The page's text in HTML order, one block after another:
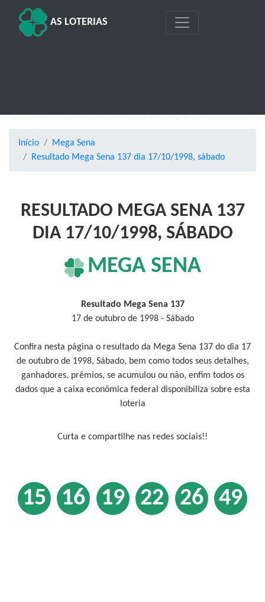
AS LOTERIAS
Início
Mega Sena
Resultado Mega Sena 137 dia 17/10/1998, sábado
RESULTADO MEGA SENA 137
DIA 17/10/1998, SÁBADO
MEGA SENA
Resultado Mega Sena 137
17 de outubro de 1998 - Sábado
Confira nesta página o resultado da Mega Sena 137 do dia 17
de outubro de 1998, Sábado, bem como todos seus detalhes,
ganhadores, prêmios, se acumulou ou não, enfim todos os
dados que a caixa econômica federal disponibiliza sobre esta
loteria
Curta e compartilhe nas redes sociais!!
15 16 19 22 26 49